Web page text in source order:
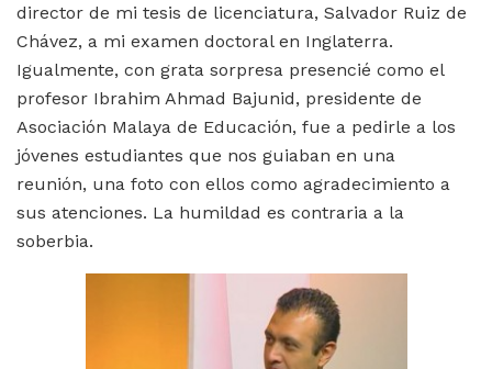
director de mi tesis de licenciatura, Salvador Ruiz de
Chávez, a mi examen doctoral en Inglaterra.
Igualmente, con grata sorpresa presencié como el
profesor Ibrahim Ahmad Bajunid, presidente de
Asociación Malaya de Educación, fue a pedirle a los
jóvenes estudiantes que nos guiaban en una
reunión, una foto con ellos como agradecimiento a
sus atenciones. La humildad es contraria a la
soberbia.